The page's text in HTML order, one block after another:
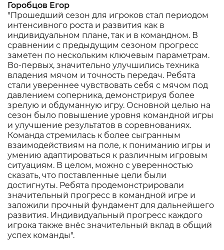
Горобцов Егор
"Прошедший сезон для игроков стал периодом
интенсивного роста и развития как в
индивидуальном плане, так и в командном. В
сравнении с предыдущим сезоном прогресс
заметен по нескольким ключевым параметрам.
Во-первых, значительно улучшились техника
владения мячом и точность передач. Ребята
стали увереннее чувствовать себя с мячом под
давлением соперника, демонстрируя более
зрелую и обдуманную игру. Основной целью на
сезон было повышение уровня командной игры
и улучшение результатов в соревнованиях.
Команда стремилась к более сыгранным
взаимодействиям на поле, к пониманию игры и
умению адаптироваться к различным игровым
ситуациям. В целом, можно с уверенностью
сказать, что поставленные цели были
достигнуты. Ребята продемонстрировали
значительный прогресс в командной игре и
заложили прочный фундамент для дальнейшего
развития. Индивидуальный прогресс каждого
игрока также внёс значительный вклад в общий
успех команды".